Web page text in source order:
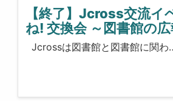
【終了】Jcross交流イ
ね! 交換会 ～図書館の
Jcrossは図書館と図書館に関わ